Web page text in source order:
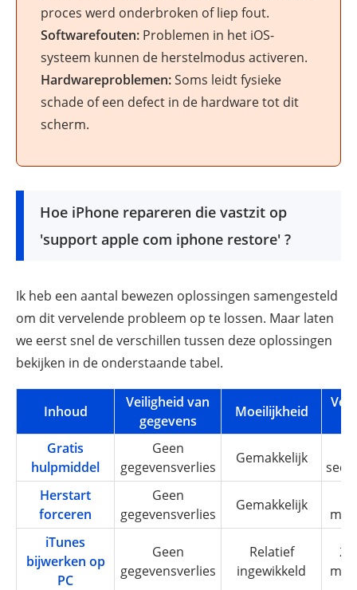
proces werd onderbroken of liep fout.
Softwarefouten: Problemen in het iOS-
systeem kunnen de herstelmodus activeren.
Hardwareproblemen:Soms leidt fysieke
schade of een defect in de hardware tot dit
scherm.
Hoe iPhone repareren die vastzit op
'support apple com iphone restore' ?
Ik heb een aantal bewezen oplossingen samengesteld
om dit vervelende probleem op te lossen. Maar laten
we eerst snel de verschillen tussen deze oplossingen
bekijken in de onderstaande tabel.
Inhoud
Veiligheid van
gegevens
Moeilijkheid
Gratis
hulpmiddel
Geen
gegevensverlies
Gemakkelijk
Herstart
forceren
Geen
gegevensverlies
Gemakkelijk
iTunes
bijwerken op
PC
Geen
gegevensverlies
Relatief
ingewikkeld